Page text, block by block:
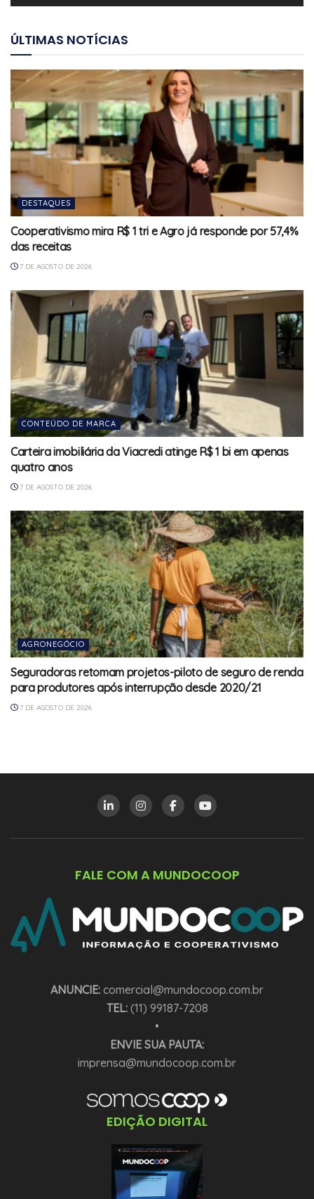
ÚLTIMAS NOTÍCIAS
DESTAQUES
Cooperativismo mira R$ 1 tri e Agro já responde por 57,4%
das receitas
7 DE AGOSTO DE 2026
CONTEÚDO DE MARCA
Carteira imobiliária da Viacredi atinge R$ 1 bi em apenas
quatro anos
7 DE AGOSTO DE 2026
AGRONEGÓCIO
Seguradoras retomam projetos-piloto de seguro de renda
para produtores após interrupção desde 2020/21
7 DE AGOSTO DE 2026
FALE COM A MUNDOCOOP
ANUNCIE: comercial@mundocoop.com.br
TEL:(11) 99187-7208
•
ENVIE SUA PAUTA:
imprensa@mundocoop.com.br
EDIÇÃO DIGITAL